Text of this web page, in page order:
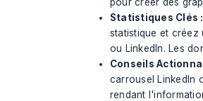
Statistiques Clés :
statistique et créez
ou LinkedIn. Les
Conseils
carrousel LinkedIn
rendant